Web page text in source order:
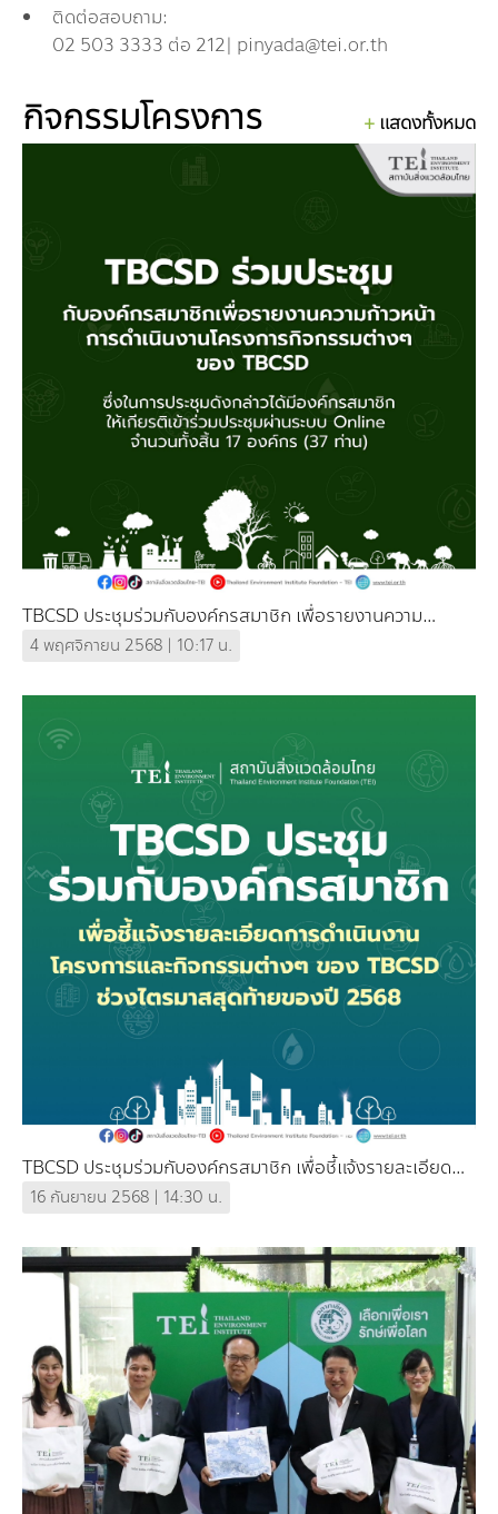
กองทุน ดร.ธีระ พันธุมวนิช
กองทุนสุขภาพกับสภาวะโลกร้อน
ติดต่อสอบถาม:
02 503 3333 ต่อ 212| pinyada@tei.or.th
กิจกรรมโครงการ แสดงทั้งหมด
TBCSD ประชุมร่วมกับองค์กรสมาชิก เพื่อรายงานความ
ก้าวหน้าการดำเนินงานโครงการและกิจกรรมต่าง ๆ ของ
4 พฤศจิกายน 2568 | 10:17 น.
TBCSD ประชุมร่วมกับองค์กรสมาชิก เพื่อชี้แจ้งรายละเอียด
การดำเนินงานโครงการและกิจกรรมต่าง ๆ ของ TBCSD ช่วง
16 กันยายน 2568 | 14:30 น.